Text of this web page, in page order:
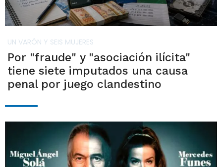
UN VARÓN Y SEIS MUJERES
Por "fraude" y "asociación ilícita"
tiene siete imputados una causa
penal por juego clandestino